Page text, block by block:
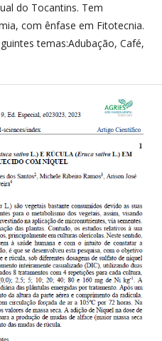
do Tocantins. Tem
com ênfase em Fitotecnia.
temas:Adubação, Café,